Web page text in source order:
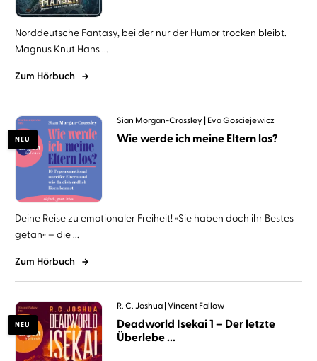
Norddeutsche Fantasy, bei der nur der Humor trocken bleibt.
Magnus Knut Hans ...
Zum Hörbuch
NEU
Sian Morgan-Crossley Eva Gosciejewicz
Wie werde ich meine Eltern los?
Deine Reise zu emotionaler Freiheit! »Sie haben doch ihr Bestes
getan« – die ...
Zum Hörbuch
NEU
R. C. Joshua Vincent Fallow
Deadworld Isekai 1 – Der letzte
Überlebe ...